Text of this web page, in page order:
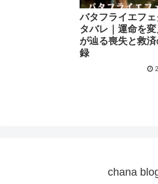
バタフライエフェ
タバレ｜運命を
が辿る喪失と救
録
chana